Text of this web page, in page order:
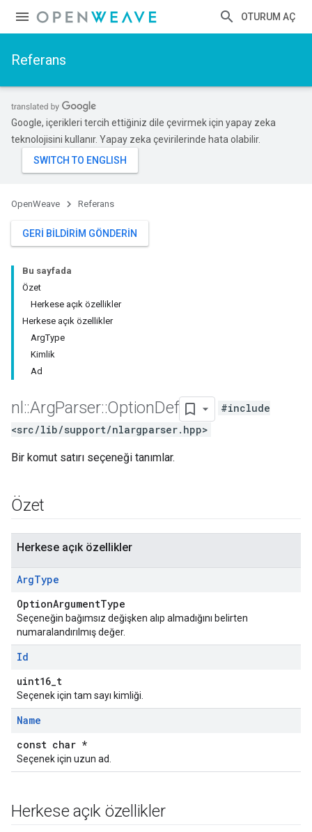
OTURUM AÇ
Referans
Google, içerikleri tercih ettiğiniz dile çevirmek için yapay zeka
teknolojisini kullanır. Yapay zeka çevirilerinde hata olabilir.
OpenWeave Referans
GERI BILDIRIM GÖNDERIN
Bu sayfada
Özet
Herkese açık özellikler
Herkese açık özellikler
ArgType
Kimlik
Ad
nl ::ArgParser::OptionDef
#include
<src/lib/support/nlargparser.hpp>
Bir komut satırı seçeneği tanımlar.
Özet
Herkese açık özellikler
ArgType
OptionArgumentType
Seçeneğin bağımsız değişken alıp almadığını belirten
numaralandırılmış değer.
Id
uint16_t
Seçenek için tam sayı kimliği.
Name
const char *
Seçenek için uzun ad.
Herkese açık özellikler